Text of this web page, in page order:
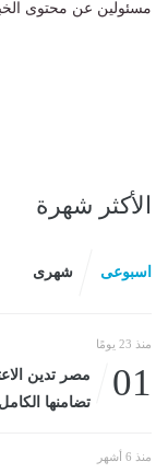
مسئولين عن محتوى
الأكثر شهرة
اسبوعى شهرى
منذ 23 يومًا
01
مصر تدين
تضامنها
منذ 6 أشهر